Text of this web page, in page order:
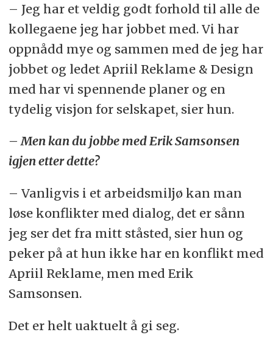
– Jeg har et veldig godt forhold til alle de
kollegaene jeg har jobbet med. Vi har
oppnådd mye og sammen med de jeg har
jobbet og ledet Apriil Reklame & Design
med har vi spennende planer og en
tydelig visjon for selskapet, sier hun.
– Men kan du jobbe med Erik Samsonsen
igjen etter dette?
– Vanligvis i et arbeidsmiljø kan man
løse konflikter med dialog, det er sånn
jeg ser det fra mitt ståsted, sier hun og
peker på at hun ikke har en konflikt med
Apriil Reklame, men med Erik
Samsonsen.
Det er helt uaktuelt å gi seg.